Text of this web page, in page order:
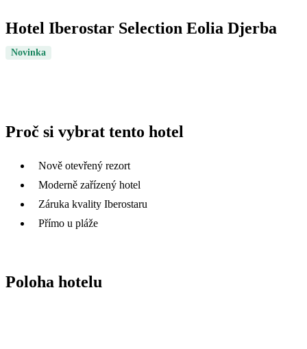
Hotel Iberostar Selection Eolia Djerba
Novinka
Proč si vybrat tento hotel
Nově otevřený rezort
Moderně zařízený hotel
Záruka kvality Iberostaru
Přímo u pláže
Poloha hotelu